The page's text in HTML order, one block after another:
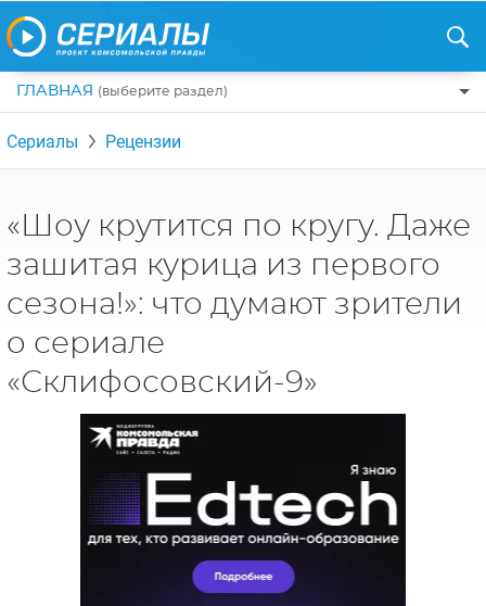
ГЛАВНАЯ (выберите раздел)
ПО ЖАНРАМ
КОМЕДИИ
ДРАМЫ
ФЭНТЕЗИ
КРИМИНАЛ
ФАНТАСТИКА
МЕЛОДРАМЫ
США
ТУРЦИЯ
РЕЦЕНЗИИ
НА ВЫХОДНЫЕ
НОВОСТИ
ИНТЕРЕСНО
НОВОСТИ ТУРЕЦКИХ СЕРИАЛОВ
АЗИАТСКИЕ СЕРИАЛЫ
СВЕТСКИЕ НОВОСТИ
СПОЙЛЕРЫ ИЗ СЕРИАЛОВ
Сериалы Рецензии
«Шоу крутится по кругу. Даже
зашитая курица из первого
сезона!»: что думают зрители
о сериале
«Склифосовский-9»